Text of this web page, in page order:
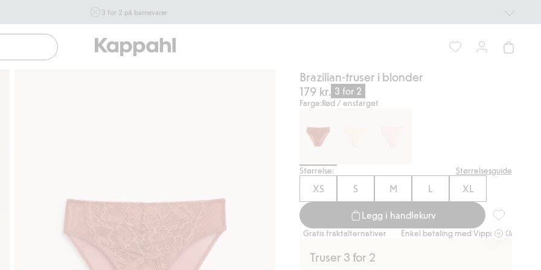
3 for 2 på barnevarer
inngår i tilbudet tom. 17/8 i butikk & online for deg som er
eller blir medlem. Kan ikke kombineres med andre tilbud
eller rabatter.
Brazilian-truser i blonder
179 kr. 3 for 2
Farge:Rød / ensfarget
Størrelse: Størrelsesguide
XS S M L XL
Legg i handlekurv
Brazilian-
Gratis fraktalternativer Enkel betaling med Vipps & Klarna Gratis fraktalternativer Enkel betaling med Vipps & Klarna Gratis
Truser 3 for 2